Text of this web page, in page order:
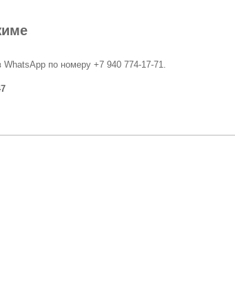
по номеру +7 940 774-17-71.